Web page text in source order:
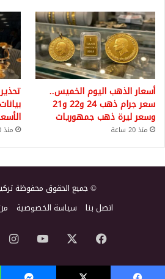
أسعار الذهب اليوم الخميس..
سعر جرام ذهب 24 و22 و21
وسعر ليرة ذهب جمهوريات
منذ 20 ساعة منذ 20 ساعة
© جميع الحقوق محفوظة تركيا
اتصل بنا سياسة الخصوصية
فيسبوك ‫YouTube